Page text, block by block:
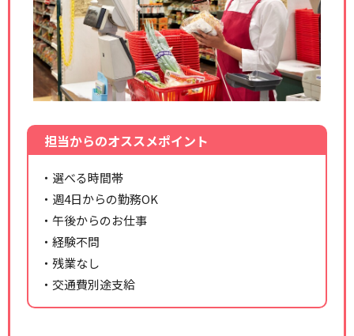
担当からのオススメポイント
・選べる時間帯
・週4日からの勤務OK
・午後からのお仕事
・経験不問
・残業なし
・交通費別途支給